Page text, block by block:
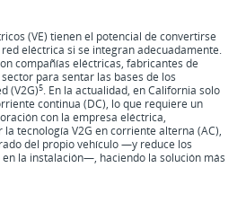
(VE) tienen el potencial de convertirse
eléctrica si se integran adecuadamente.
compañías eléctricas, fabricantes de
para sentar las bases de los
(V2G)5. En la actualidad, en California solo
continua (DC), lo que requiere un
con la empresa eléctrica,
tecnología V2G en corriente alterna (AC),
del propio vehículo —y reduce los
la instalación—, haciendo la solución más